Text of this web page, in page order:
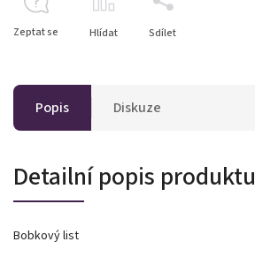
Zeptat se Hlídat Sdílet
Popis Diskuze
Detailní popis produktu
Bobkový list